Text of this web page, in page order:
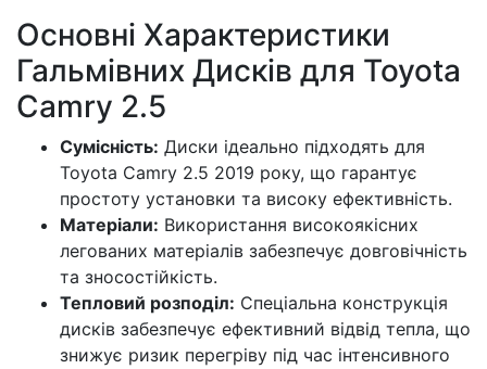
Основні Характеристики
Гальмівних Дисків для Toyota
Camry 2.5
Сумісність: Диски ідеально підходять для
Toyota Camry 2.5 2019 року, що гарантує
простоту установки та високу ефективність.
Матеріали: Використання високоякісних
легованих матеріалів забезпечує довговічність
та зносостійкість.
Тепловий розподіл: Спеціальна конструкція
дисків забезпечує ефективний відвід тепла, що
знижує ризик перегріву під час інтенсивного